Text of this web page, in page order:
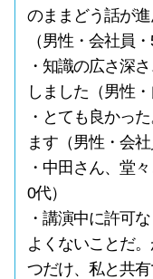
のままどう話が
（男性・会社員・
・知識の広さ深
しました（男性・
・とても良かっ
ます（男性・会社
・中田さん、堂
0代）
・講演中に許可
よくないことだ
つだけ、私と共